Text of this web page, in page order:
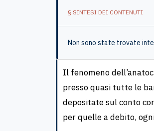
§ SINTESI DEI CONTENUTI
Non sono state trovate
Il fenomeno
presso quasi tutte le
depositate sul conto
per quelle a debito,